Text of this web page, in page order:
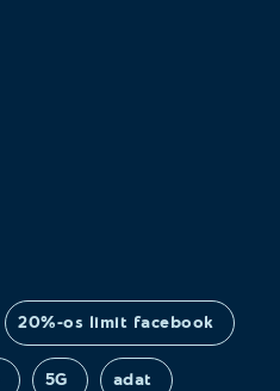
20%-os limit facebook
5G adat